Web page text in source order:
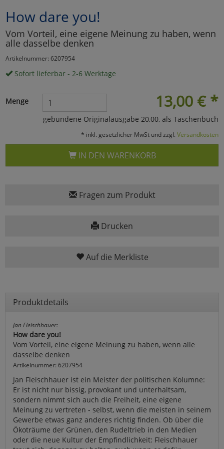
How dare you!
Vom Vorteil, eine eigene Meinung zu haben, wenn
alle dasselbe denken
Artikelnummer: 6207954
Sofort lieferbar - 2-6 Werktage
13,00 € *
Menge
gebundene Originalausgabe 20,00, als Taschenbuch
* inkl. gesetzlicher MwSt und zzgl. Versandkosten
IN DEN WARENKORB
Fragen zum Produkt
Drucken
Auf die Merkliste
Produktdetails
Jan Fleischhauer:
How dare you!
Vom Vorteil, eine eigene Meinung zu haben, wenn alle
dasselbe denken
Artikelnummer: 6207954
Jan Fleischhauer ist ein Meister der politischen Kolumne:
Er ist nicht nur bissig, provokant und unterhaltsam,
sondern nimmt sich auch die Freiheit, eine eigene
Meinung zu vertreten - selbst, wenn die meisten in seinem
Gewerbe etwas ganz anderes richtig finden. Ob über die
Ökoträume der Grünen, den Rudeltrieb in den Medien
oder die neue Kultur der Empfindlichkeit: Fleischhauer
Marketing
Umfragetools